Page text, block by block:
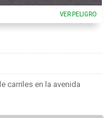
VER PELIGRO
carriles en la avenida